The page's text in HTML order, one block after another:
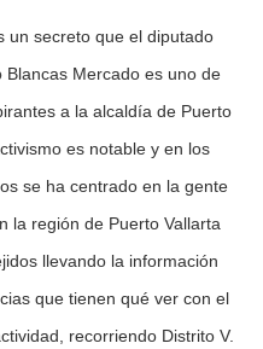
un secreto que el diputado
Blancas Mercado es uno de
a la alcaldía de Puerto
es notable y en los
se ha centrado en la gente
la región de Puerto Vallarta
llevando la información
que tienen qué ver con el
recorriendo Distrito V.